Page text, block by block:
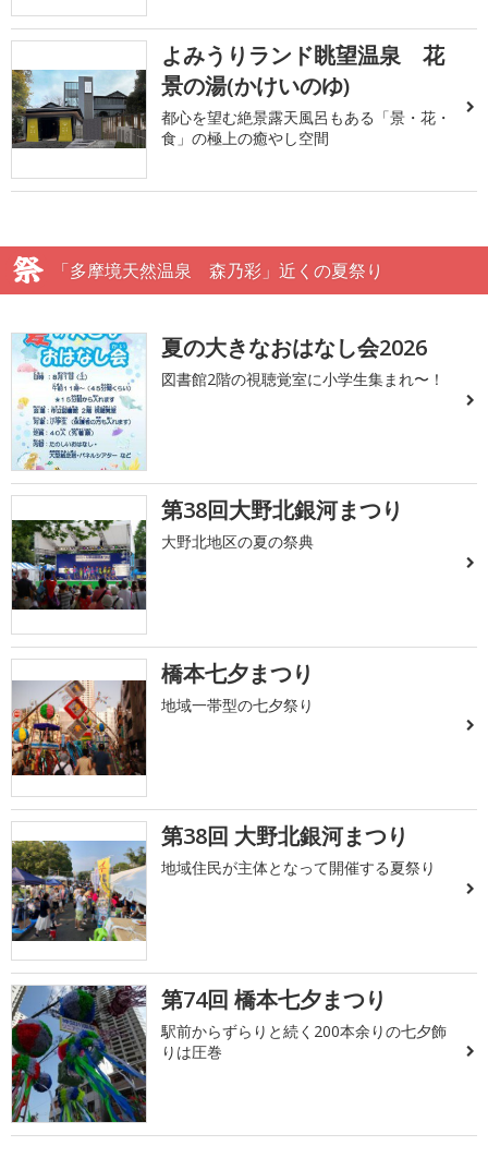
よみうりランド眺望温泉 花
景の湯(かけいのゆ)
都心を望む絶景露天風呂もある「景・花・
食」の極上の癒やし空間
「多摩境天然温泉 森乃彩」近くの夏祭り
夏の大きなおはなし会2026
図書館2階の視聴覚室に小学生集まれ〜！
第38回大野北銀河まつり
大野北地区の夏の祭典
橋本七夕まつり
地域一帯型の七夕祭り
第38回 大野北銀河まつり
地域住民が主体となって開催する夏祭り
第74回 橋本七夕まつり
駅前からずらりと続く200本余りの七夕飾
りは圧巻